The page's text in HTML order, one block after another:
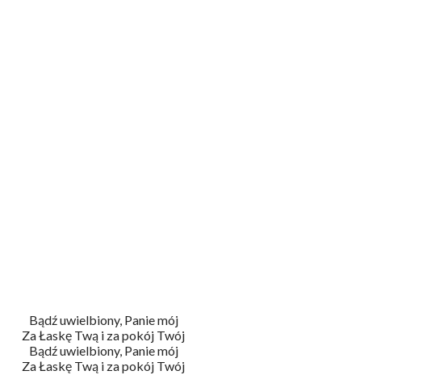
Bądź uwielbiony, Panie mój
Za Łaskę Twą i za pokój Twój
Bądź uwielbiony, Panie mój
Za Łaskę Twą i za pokój Twój